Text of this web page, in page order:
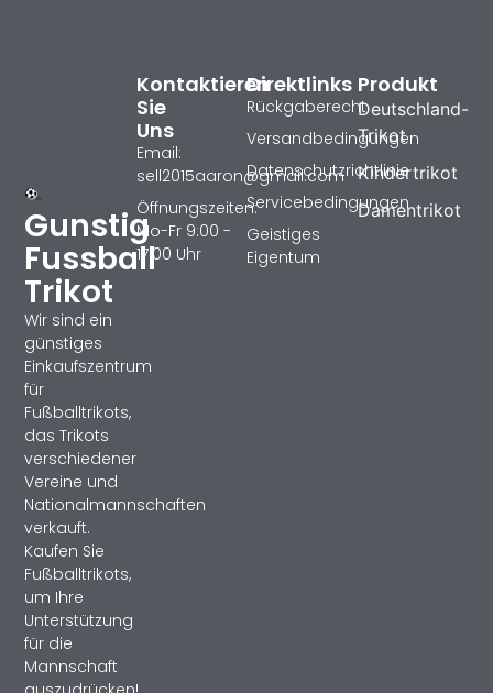
Gunstig
Fussball
Trikot
Wir sind ein
günstiges
Einkaufszentrum
für
Fußballtrikots,
das Trikots
verschiedener
Vereine und
Nationalmannschaften
verkauft.
Kaufen Sie
Fußballtrikots,
um Ihre
Unterstützung
für die
Mannschaft
Produkt
Deutschland-
Trikot
Kindertrikot
Damentrikot
Direktlinks
Rückgaberecht
Versandbedingungen
Datenschutzrichtlinie
Servicebedingungen
Geistiges
Eigentum
Kontaktieren
Sie
Uns
Email:
sell2015aaron@gmail.com
Öffnungszeiten:
Mo-Fr 9:00 -
17:00 Uhr